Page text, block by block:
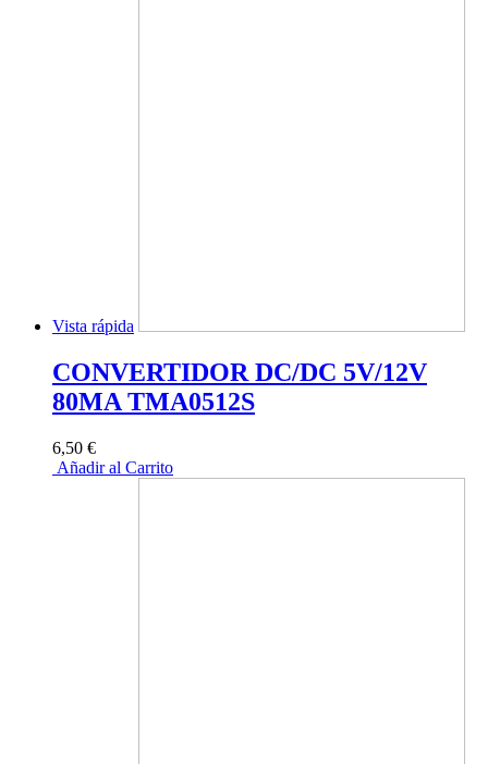
Vista rápida
CONVERTIDOR DC/DC 5V/12V
80MA TMA0512S
6,50 €
Añadir al Carrito